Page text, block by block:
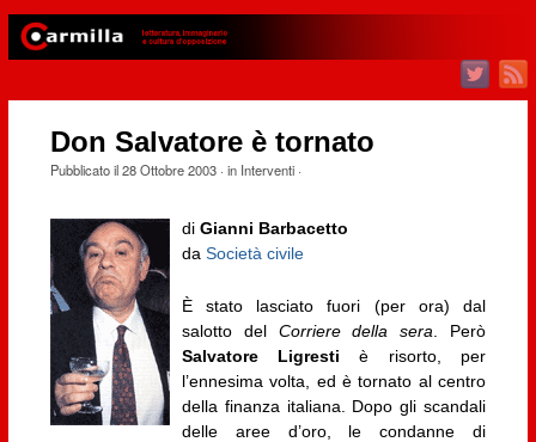
Don Salvatore è tornato
Pubblicato il28 Ottobre 2003· in Interventi·
di Gianni Barbacetto
da Società civile
È stato lasciato fuori (per ora) dal
salotto del Corriere della sera . Però
Salvatore Ligresti è risorto, per
l’ennesima volta, ed è tornato al centro
della finanza italiana. Dopo gli scandali
delle aree d’oro, le condanne di